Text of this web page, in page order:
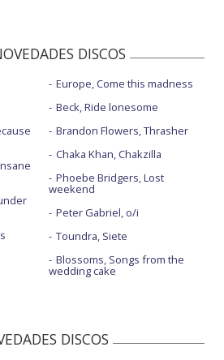
DISCOS
Europe, Come this madness
Beck, Ride lonesome
Brandon Flowers, Thrasher
Chaka Khan, Chakzilla
Phoebe Bridgers, Lost
weekend
Peter Gabriel, o/i
Toundra, Siete
Blossoms, Songs from the
wedding cake
DISCOS